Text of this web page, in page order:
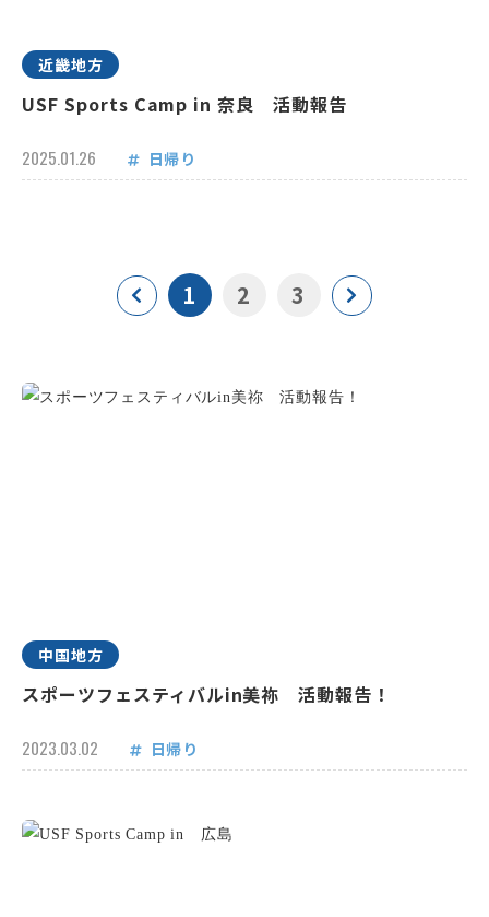
近畿地方
USF Sports Camp in 奈良 活動報告
2025.01.26 日帰り
1 2 3
中国地方
スポーツフェスティバルin美祢 活動報告！
2023.03.02 日帰り